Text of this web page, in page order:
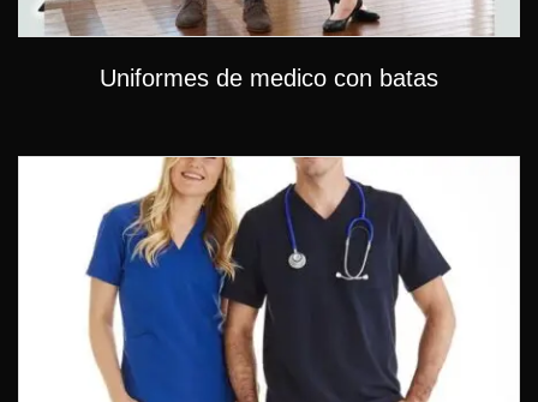
Uniformes de medico con batas